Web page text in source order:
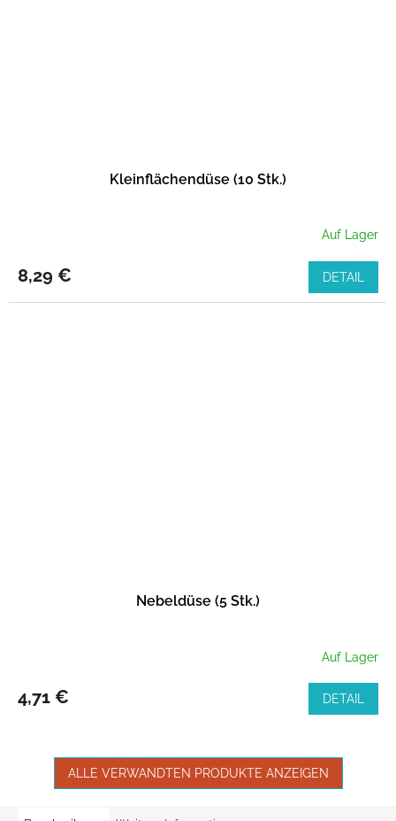
Kleinflächendüse (10 Stk.)
Auf Lager
8,29 € DETAIL
Nebeldüse (5 Stk.)
Auf Lager
4,71 € DETAIL
ALLE VERWANDTEN PRODUKTE ANZEIGEN